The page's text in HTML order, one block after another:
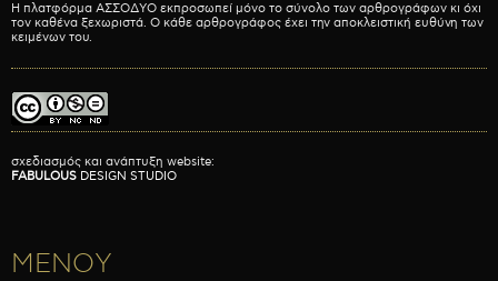
Η πλατφόρμα ΑΣΣΟΔΥΟ εκπροσωπεί μόνο το σύνολο των αρθρογράφων κι όχι
τον καθένα ξεχωριστά. Ο κάθε αρθρογράφος έχει την αποκλειστική ευθύνη των
κειμένων του.
σχεδιασμός και ανάπτυξη website:
FABULOUS DESIGN STUDIO
ΜΕΝΟΥ